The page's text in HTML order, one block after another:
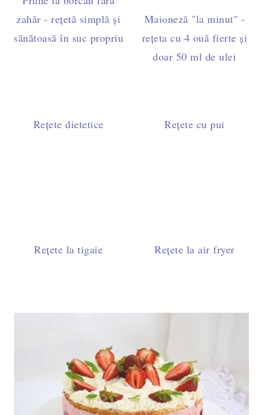
zahăr - rețetă simplă și
sănătoasă în suc propriu
Maioneză "la minut" -
rețeta cu 4 ouă fierte și
doar 50 ml de ulei
Rețete dietetice Rețete cu pui
Rețete la tigaie Rețete la air fryer